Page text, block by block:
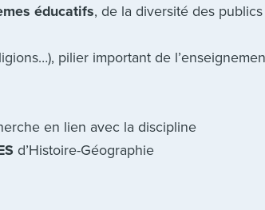
éducatifs, de la diversité des
pilier important de
en lien avec la discipline
d’Histoire-Géographie